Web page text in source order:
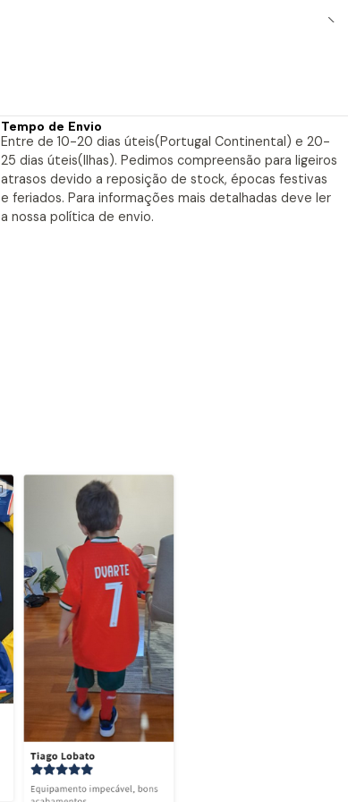
Tempo de Envio
Entre de 10-20 dias úteis(Portugal Continental) e 20-
25 dias úteis(Ilhas). Pedimos compreensão para ligeiros
atrasos devido a reposição de stock, épocas festivas
e feriados. Para informações mais detalhadas deve ler
a nossa política de envio.